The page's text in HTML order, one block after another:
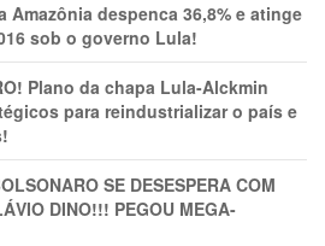
Amazônia despenca 36,8% e atinge
sob o governo Lula!
Plano da chapa Lula-Alckmin
para reindustrializar o país e
SE DESESPERA COM
DINO!!! PEGOU MEGA-